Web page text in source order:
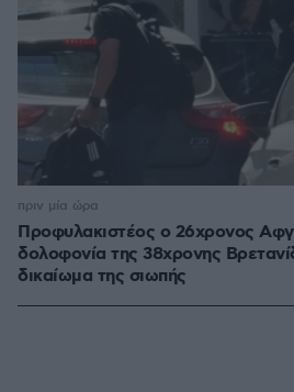
Προφυλακιστέος ο 26χρονος
δολοφονία της 38χρονης
δικαίωμα της σιωπής
πριν μία ώρα